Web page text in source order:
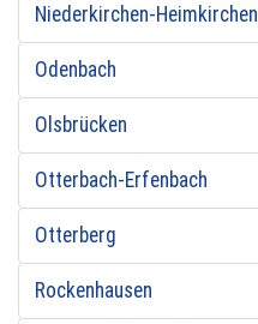
Niederkirchen-Heimkirchen
Odenbach
Olsbrücken
Otterbach-Erfenbach
Otterberg
Rockenhausen